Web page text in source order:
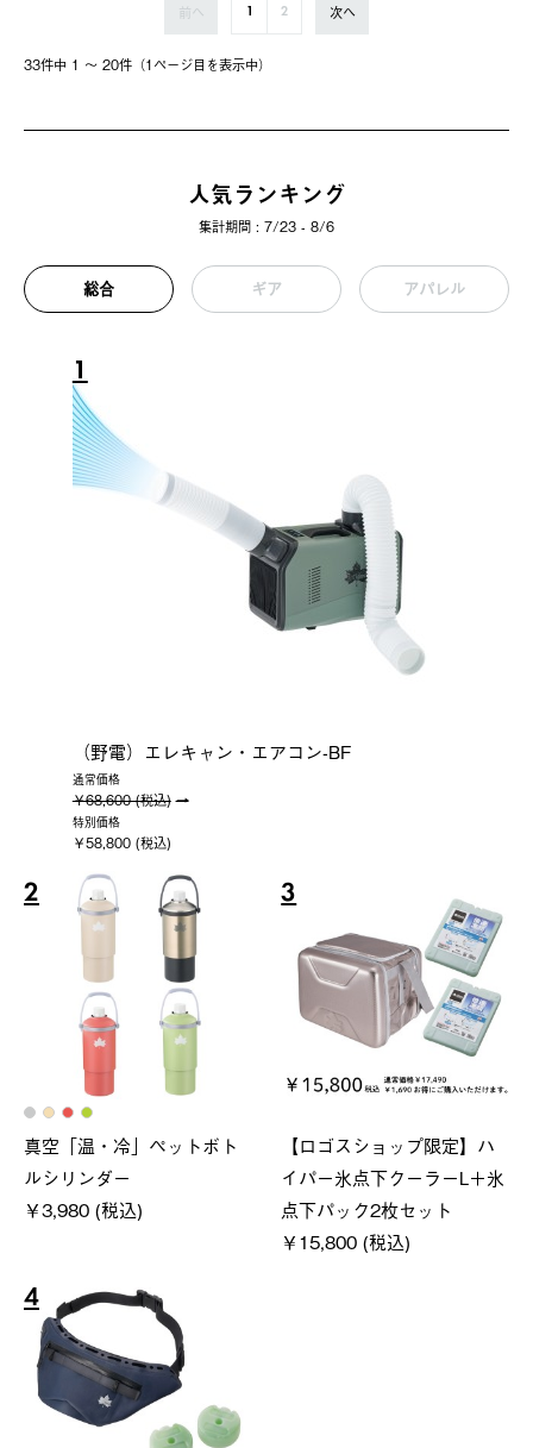
33件中 1 〜 20件（1ページ⽬を表⽰中）
前へ 1 2 次へ
人気ランキング
集計期間 : 7/23 - 8/6
総合 ギア アパレル
1
（野電）エレキャン・エアコン-BF
通常価格
￥68,600 (税込)
特別価格
￥58,800 (税込)
2
真空「温・冷」ペットボト
ルシリンダー
￥3,980 (税込)
3
【ロゴスショップ限定】ハ
イパー氷点下クーラーL＋氷
点下パック2枚セット
￥15,800 (税込)
4